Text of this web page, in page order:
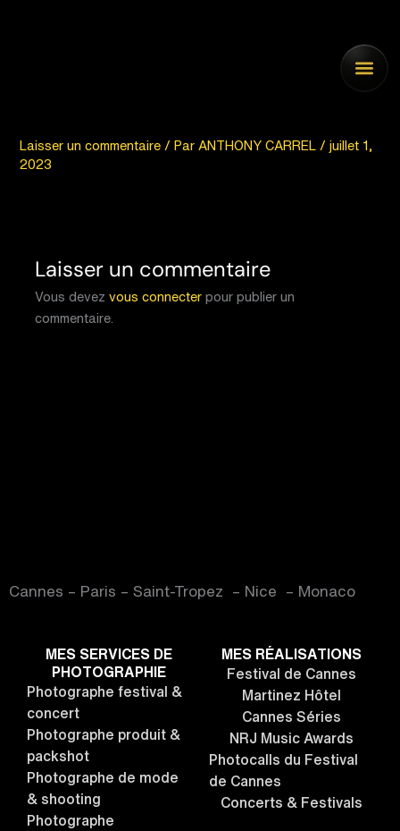
Laisser un commentaire / Par ANTHONY CARREL /juillet 1,
2023
Laisser un commentaire
Vous devezvous connecter pour publier un
commentaire.
Cannes – Paris – Saint-Tropez – Nice – Monaco
MES SERVICES DE
PHOTOGRAPHIE
Photographe festival &
concert
Photographe produit &
packshot
Photographe de mode
& shooting
Photographe
MES RÉALISATIONS
Festival de Cannes
Martinez Hôtel
Cannes Séries
NRJ Music Awards
Photocalls du Festival
de Cannes
Concerts & Festivals